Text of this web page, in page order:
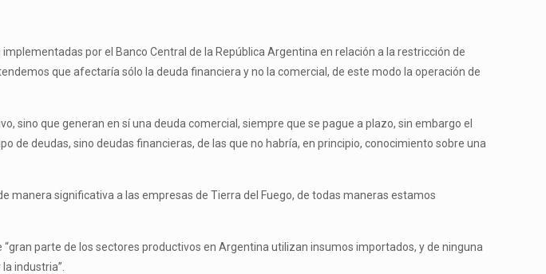
por el Banco Central de la República Argentina en relación a la restricción de
que afectaría sólo la deuda financiera y no la comercial, de este modo la operación de
sino que generan en sí una deuda comercial, siempre que se pague a plazo, sin embargo el
de deudas, sino deudas financieras, de las que no habría, en principio, conocimiento sobre una
manera significativa a las empresas de Tierra del Fuego, de todas maneras estamos
parte de los sectores productivos en Argentina utilizan insumos importados, y de ninguna
industria”.